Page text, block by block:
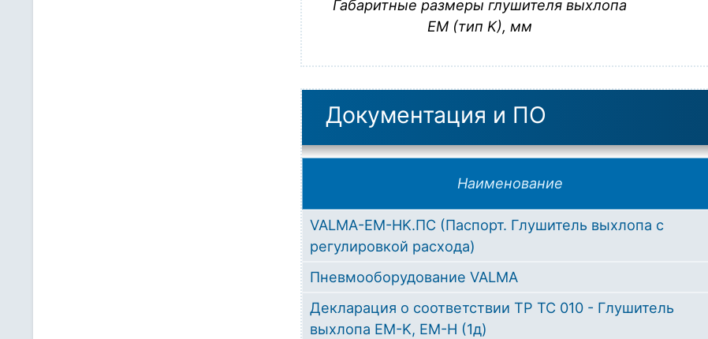
Габаритные размеры глушителя выхлопа
EM (тип K), мм
Документация и ПО
Наименование
VALMA-EM-HK.ПС (Паспорт. Глушитель выхлопа с
регулировкой расхода)
Пневмооборудование VALMA
Декларация о соответствии ТР ТС 010 - Глушитель
выхлопа EM-K, EM-H (1д)